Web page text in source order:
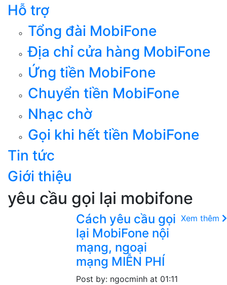
Hỗ trợ
Tổng đài MobiFone
Địa chỉ cửa hàng MobiFone
Ứng tiền MobiFone
Chuyển tiền MobiFone
Nhạc chờ
Gọi khi hết tiền MobiFone
Tin tức
Giới thiệu
yêu cầu gọi lại mobifone
Cách yêu cầu gọi
lại MobiFone nội
mạng, ngoại
mạng MIỄN PHÍ
Post by: ngocminh at 01:11
Xem thêm